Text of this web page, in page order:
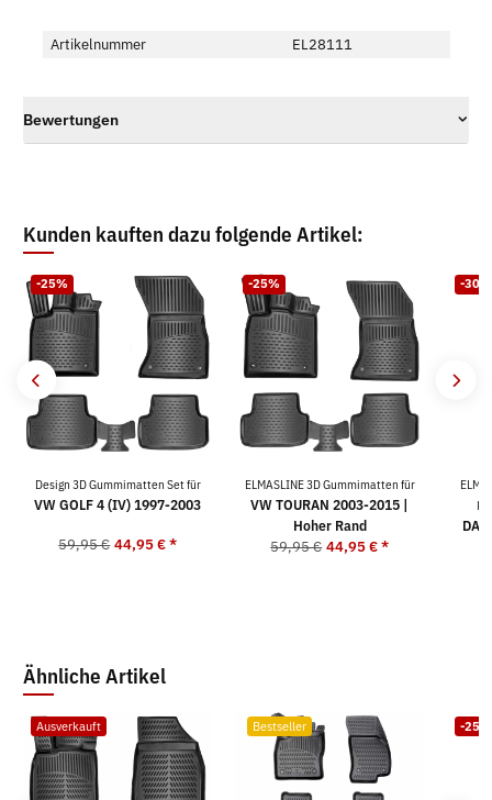
Artikelnummer EL28111
Bewertungen
Kunden kauften dazu folgende Artikel:
-25%
Design 3D Gummimatten Set für
VW GOLF 4 (IV) 1997-2003
59,95 € 44,95 €*
-25%
ELMASLINE 3D Gummimatten für
VW TOURAN 2003-2015 |
Hoher Rand
59,95 € 44,95 €*
-30%
Ähnliche Artikel
Ausverkauft Bestseller -25%